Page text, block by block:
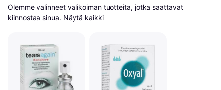
Olemme valinneet valikoiman tuotteita, jotka saattavat
kiinnostaa sinua. Näytä kaikki